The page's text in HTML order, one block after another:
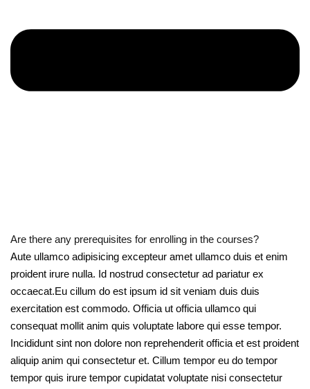
Are there any prerequisites for enrolling in the courses?
Aute ullamco adipisicing excepteur amet ullamco duis et enim
proident irure nulla. Id nostrud consectetur ad pariatur ex
occaecat.Eu cillum do est ipsum id sit veniam duis duis
exercitation est commodo. Officia ut officia ullamco qui
consequat mollit anim quis voluptate labore qui esse tempor.
Incididunt sint non dolore non reprehenderit officia et est proident
aliquip anim qui consectetur et. Cillum tempor eu do tempor
tempor quis irure tempor cupidatat voluptate nisi consectetur